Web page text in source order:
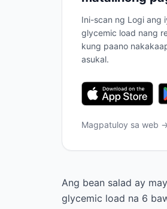
Ini-scan ng Logi ang
glycemic load nang
kung paano
asukal.
Magpatuloy sa web
Ang bean salad ay
glycemic load na 6